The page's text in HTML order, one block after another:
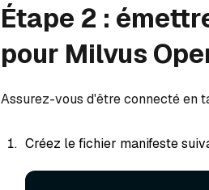
Étape 2 :
pour Milvus
Assurez-vous d'être connecté en
Créez le fichier manifeste